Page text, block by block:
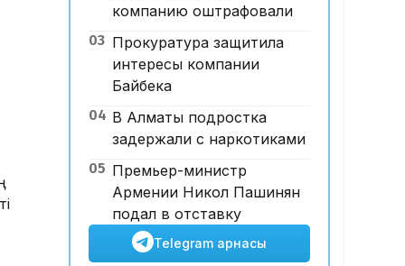
09:12, 06 Тамыз 2026
Теледебат кезінде
депутаттыққа кандидатқа
Ленин туралы сұрақ қойылды
Қазақстан мен Ресейдің келесі
медиафорумы Астанада
өтеді
компанию оштрафовали
03 Прокуратура защитила
интересы компании
Байбека
04 В Алматы подростка
задержали с наркотиками
05 Премьер-министр
Армении Никол Пашинян
подал в отставку
Telegram арнасы